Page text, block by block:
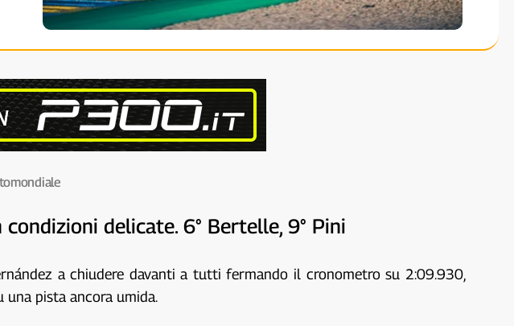
delicate. 6° Bertelle, 9° Pini
a chiudere davanti a tutti fermando il cronometro su 2:09.930,
pista ancora umida.